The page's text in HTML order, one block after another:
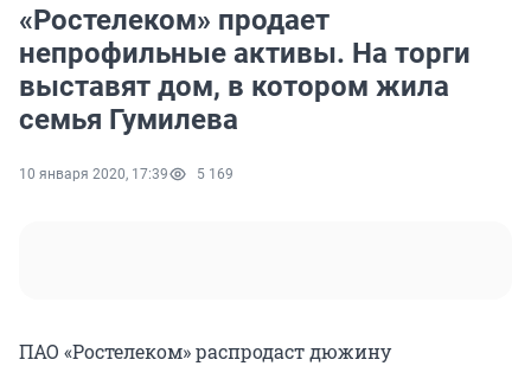
«Ростелеком» продает
непрофильные активы. На торги
выставят дом, в котором жила
семья Гумилева
10 января 2020, 17:39 5 169
ПАО «Ростелеком» распродаст дюжину